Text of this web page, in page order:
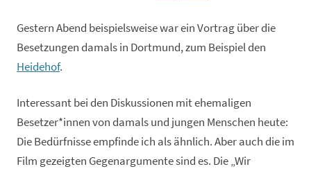
Gestern Abend beispielsweise war ein Vortrag über die
Besetzungen damals in Dortmund, zum Beispiel den
Heidehof.
Interessant bei den Diskussionen mit ehemaligen
Besetzer*innen von damals und jungen Menschen heute:
Die Bedürfnisse empfinde ich als ähnlich. Aber auch die im
Film gezeigten Gegenargumente sind es. Die „Wir